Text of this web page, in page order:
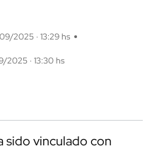
2025 · 13:29 hs
2025 · 13:30 hs
sido vinculado con